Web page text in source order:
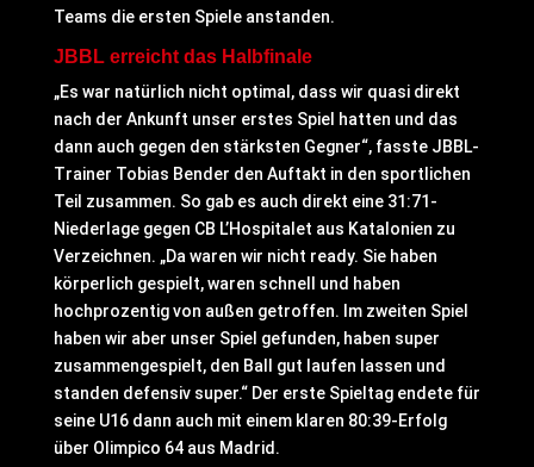
Teams die ersten Spiele anstanden.
JBBL erreicht das Halbfinale
„Es war natürlich nicht optimal, dass wir quasi direkt
nach der Ankunft unser erstes Spiel hatten und das
dann auch gegen den stärksten Gegner“, fasste JBBL-
Trainer Tobias Bender den Auftakt in den sportlichen
Teil zusammen. So gab es auch direkt eine 31:71-
Niederlage gegen CB L’Hospitalet aus Katalonien zu
Verzeichnen. „Da waren wir nicht ready. Sie haben
körperlich gespielt, waren schnell und haben
hochprozentig von außen getroffen. Im zweiten Spiel
haben wir aber unser Spiel gefunden, haben super
zusammengespielt, den Ball gut laufen lassen und
standen defensiv super.“ Der erste Spieltag endete für
seine U16 dann auch mit einem klaren 80:39-Erfolg
über Olimpico 64 aus Madrid.